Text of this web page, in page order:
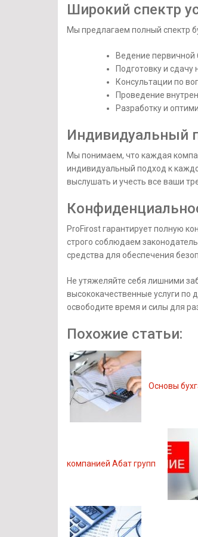
Широкий спектр
Мы предлагаем полный спектр
Ведение первичной
Подготовку и сдачу
Консультации по
Проведение
Разработку и
Индивидуальный
Мы понимаем, что каждая
индивидуальный подход к
выслушать и учесть все ваши
ProFirost гарантирует полную
строго соблюдаем
средства для обеспечения
Не утяжеляйте себя лишними
высококачественные услуги по
освободите время и силы для
Похожие статьи:
Основы
компанией Абат групп